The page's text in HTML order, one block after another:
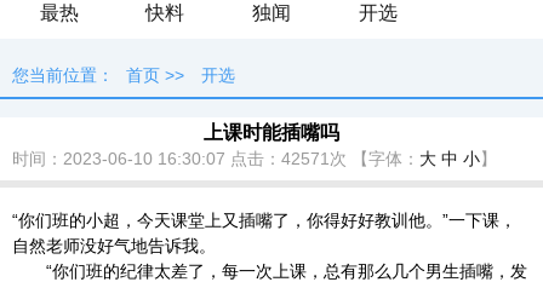
最热
快料 独闻 开选
您当前位置： 首页 >> 开选
上课时能插嘴吗
时间：2023-06-10 16:30:07 点击： 42571次 【字体： 大 中 小】
“你们班的小超，今天课堂上又插嘴了，你得好好教训他。”一下课，
自然老师没好气地告诉我。
“你们班的纪律太差了，每一次上课，总有那么几个男生插嘴，发